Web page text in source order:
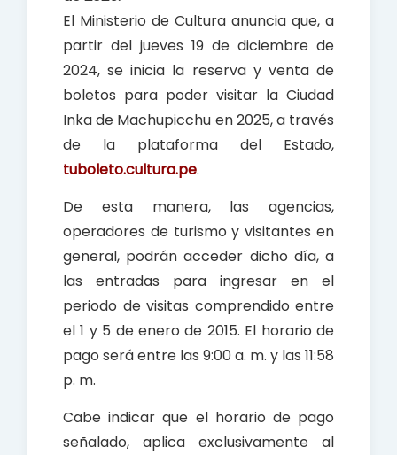
El Ministerio de Cultura anuncia que, a
partir del jueves 19 de diciembre de
2024, se inicia la reserva y venta de
boletos para poder visitar la Ciudad
Inka de Machupicchu en 2025, a través
de la plataforma del Estado,
tuboleto.cultura.pe.
De esta manera, las agencias,
operadores de turismo y visitantes en
general, podrán acceder dicho día, a
las entradas para ingresar en el
periodo de visitas comprendido entre
el 1 y 5 de enero de 2015. El horario de
pago será entre las 9:00 a. m. y las 11:58
p. m.
Cabe indicar que el horario de pago
señalado, aplica exclusivamente al